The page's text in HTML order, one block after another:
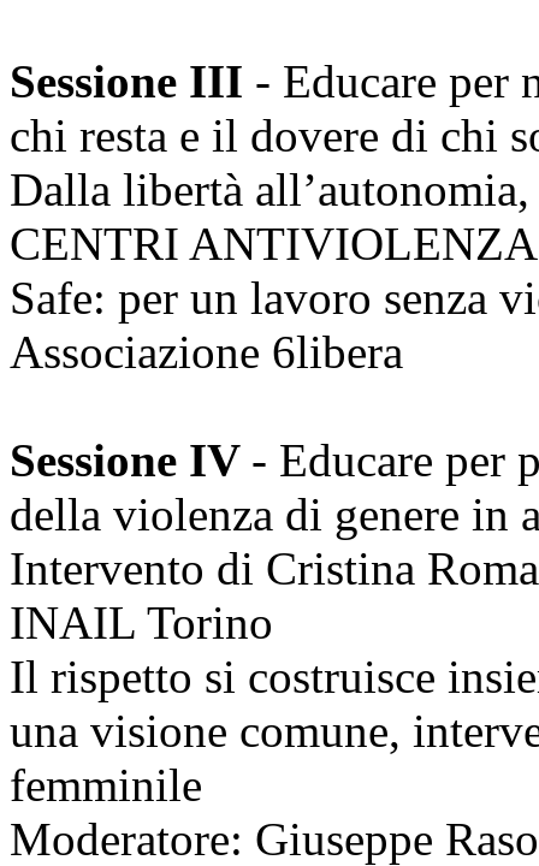
Sessione III - Educare per
chi resta e il dovere di chi
Dalla libertà
CENTRI
Safe: per un lavoro senza
Associazione 6libera
Sessione IV - Educare per
della violenza di genere in
Intervento di Cristina
INAIL Torino
Il rispetto si costruisce
una visione comune,
femminile
Moderatore: Giuseppe